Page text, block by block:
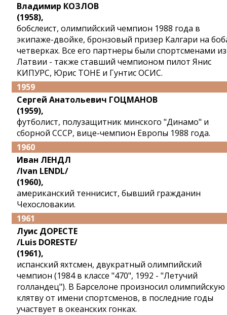
Владимир КОЗЛОВ
(1958),
бобслеист, олимпийский чемпион 1988 года в
экипаже-двойке, бронзовый призер Калгари на
четверках. Все его партнеры были спортсменами из
Латвии - также ставший чемпионом пилот Янис
КИПУРС, Юрис ТОНЕ и Гунтис ОСИС.
1959
Сергей Анатольевич ГОЦМАНОВ
(1959),
футболист, полузащитник минского "Динамо" и
сборной СССР, вице-чемпион Европы 1988 года.
1960
Иван ЛЕНДЛ
/Ivan LENDL/
(1960),
американский теннисист, бывший гражданин
Чехословакии.
1961
Луис ДОРЕСТЕ
/Luis DORESTE/
(1961),
испанский яхтсмен, двукратный олимпийский
чемпион (1984 в классе "470", 1992 - "Летучий
голландец"). В Барселоне произносил олимпийскую
клятву от имени спортсменов, в последние годы
участвует в океанских гонках.